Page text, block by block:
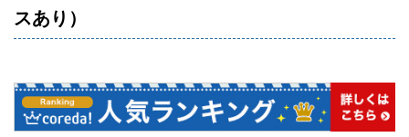
スあり）